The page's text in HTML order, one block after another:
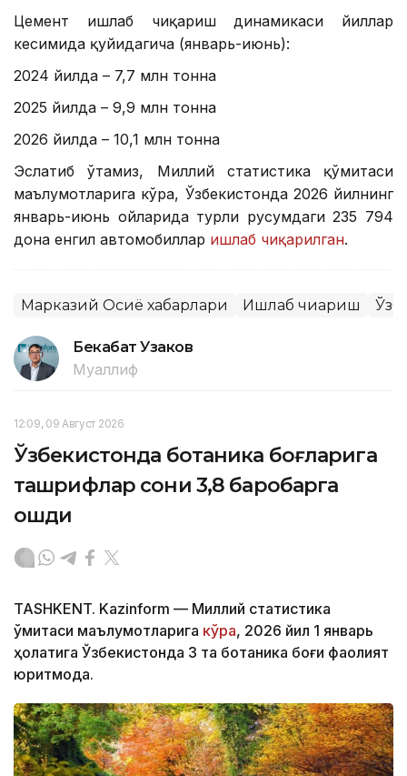
Цемент ишлаб чиқариш динамикаси йиллар
кесимида қуйидагича (январь-июнь):
2024 йилда – 7,7 млн тонна
2025 йилда – 9,9 млн тонна
2026 йилда – 10,1 млн тонна
Эслатиб ўтамиз, Миллий статистика қўмитаси
маълумотларига кўра, Ўзбекистонда 2026 йилнинг
январь-июнь ойларида турли русумдаги 235 794
дона енгил автомобиллар ишлаб чиқарилган.
Марказий Осиё хабарлари Ишлаб чиқариш
Бекабат Узаков
Муаллиф
12:09, 09 Август 2026
Ўзбекистонда ботаника боғларига
ташрифлар сони 3,8 баробарга
ошди
TASHKENT. Kazinform — Миллий статистика
қўмитаси маълумотларига кўра, 2026 йил 1 январь
ҳолатига Ўзбекистонда 3 та ботаника боғи фаолият
юритмоқда.